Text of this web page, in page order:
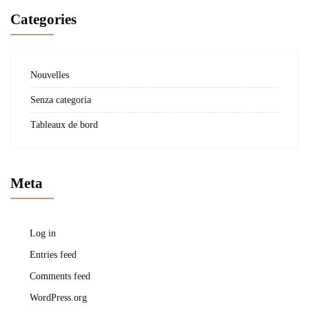
Categories
Nouvelles
Senza categoria
Tableaux de bord
Meta
Log in
Entries feed
Comments feed
WordPress.org